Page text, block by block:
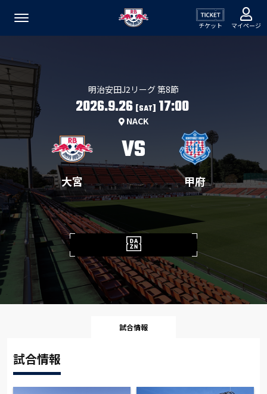
チケット マイページ
明治安田J2リーグ 第8節
2026.9.26 [SAT]17:00
NACK
大宮
VS
甲府
試合情報
試合情報